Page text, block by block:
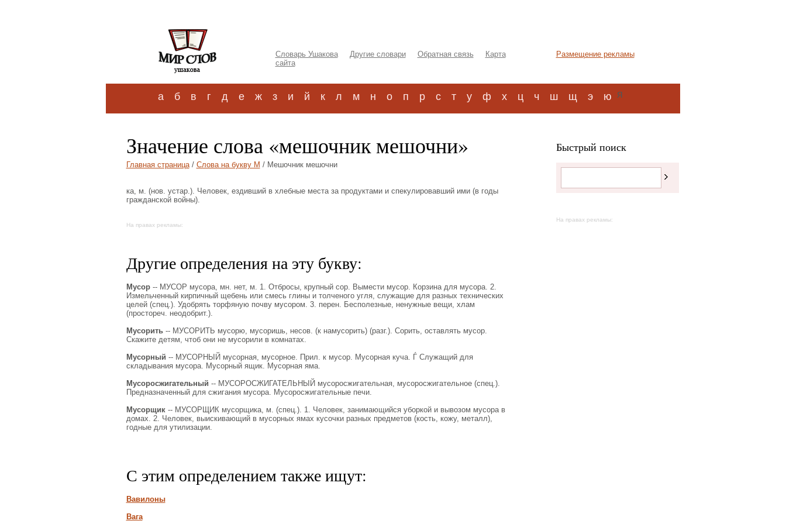
Словарь Ушакова Другие словари Обратная связь
Карта
сайта
Размещение рекламы
а б в г д е ж з и й к л м н о п р с т у ф х ц ч ш щ э ю я
Значение слова «мешочник мешочни»
Главная страница/ Слова на букву М / Мешочник мешочни
ка, м. (нов. устар.). Человек, ездивший в хлебные места за продуктами и спекулировавший ими (в годы
гражданской войны).
На правах рекламы:
Другие определения на эту букву:
Мусор-- МУСОР мусора, мн. нет, м. 1. Отбросы, крупный сор. Вымести мусор. Корзина для мусора. 2.
Измельченный кирпичный щебень или смесь глины и толченого угля, служащие для разных технических
целей (спец.). Удобрять торфяную почву мусором. 3. перен. Бесполезные, ненужные вещи, хлам
(простореч. неодобрит.).
Мусорить-- МУСОРИТЬ мусорю, мусоришь, несов. (к намусорить) (разг.). Сорить, оставлять мусор.
Скажите детям, чтоб они не мусорили в комнатах.
Мусорный -- МУСОРНЫЙ мусорная, мусорное. Прил. к мусор. Мусорная куча. Ѓ Служащий для
складывания мусора. Мусорный ящик. Мусорная яма.
Мусоросжигательный -- МУСОРОСЖИГАТЕЛЬНЫЙ мусоросжигательная, мусоросжигательное (спец.).
Предназначенный для сжигания мусора. Мусоросжигательные печи.
Мусорщик-- МУСОРЩИК мусорщика, м. (спец.). 1. Человек, занимающийся уборкой и вывозом мусора в
домах. 2. Человек, выискивающий в мусорных ямах кусочки разных предметов (кость, кожу, металл),
годные для утилизации.
С этим определением также ищут:
Вавилоны
Вага
Быстрый поиск
На правах рекламы: